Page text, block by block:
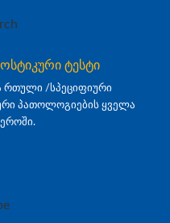
ტესტი
რთული /სპეციფიური
პათოლოგიების ყველა